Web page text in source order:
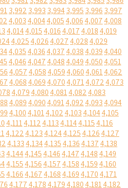
3,992 3,993 3,9943,995 3,996 3,997
4,0034,0044,0054,0064,0074,008
4,0144,0154,0164,0174,0184,019
4,0254,0264,0274,0284,029
4,0354,0364,0374,0384,0394,040
4,0464,0474,0484,0494,0504,051
4,0574,0584,0594,0604,0614,062
4,0684,0694,0704,0714,0724,073
4,0794,0804,0814,0824,083
4,0894,0904,0914,0924,0934,094
4,1004,1014,1024,1034,1044,105
4,1114,1124,1134,1144,1154,116
4,1224,1234,1244,1254,1264,127
4,1334,1344,1354,1364,1374,138
4,1444,1454,1464,1474,1484,149
4,1554,1564,1574,1584,1594,160
4,1664,1674,1684,1694,1704,171
4,1774,1784,1794,1804,1814,182